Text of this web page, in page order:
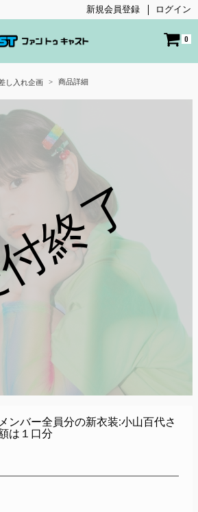
新規会員登録 ログイン
0
し入れ企画 商品詳細
終了
ンバー全員分の新衣装:小山百代さ
は１口分